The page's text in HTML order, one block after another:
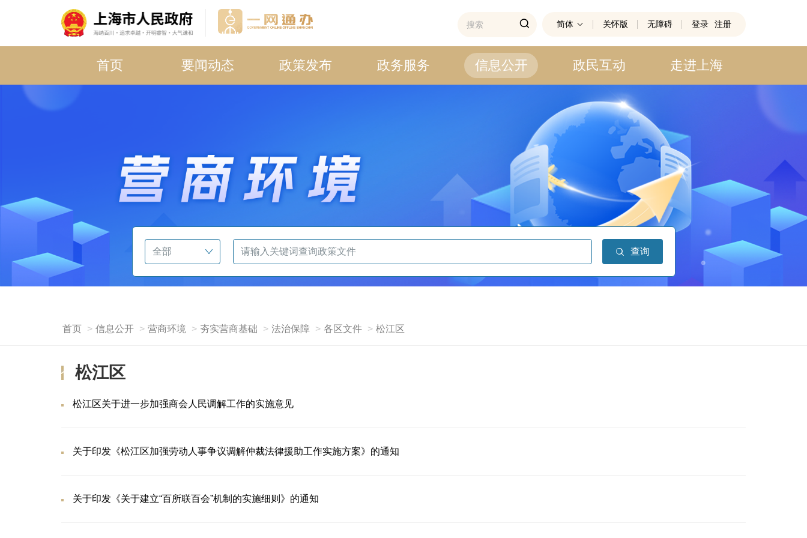
简体 关怀版 无障碍 登录 注册
首页 要闻动态 政策发布 政务服务 信息公开 政民互动 走进上海
查询
首页 信息公开 营商环境 夯实营商基础 法治保障 各区文件 松江区
松江区
松江区关于进一步加强商会人民调解工作的实施意见
关于印发《松江区加强劳动人事争议调解仲裁法律援助工作实施方案》的通知
关于印发《关于建立“百所联百会”机制的实施细则》的通知